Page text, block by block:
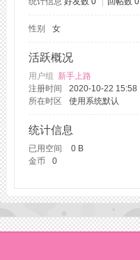
性别 女
活跃概况
用户组 新手上路
注册时间
2020-10-22 15:58
所在时区
使用系统默认
统计信息
已用空间 0 B
金币
0